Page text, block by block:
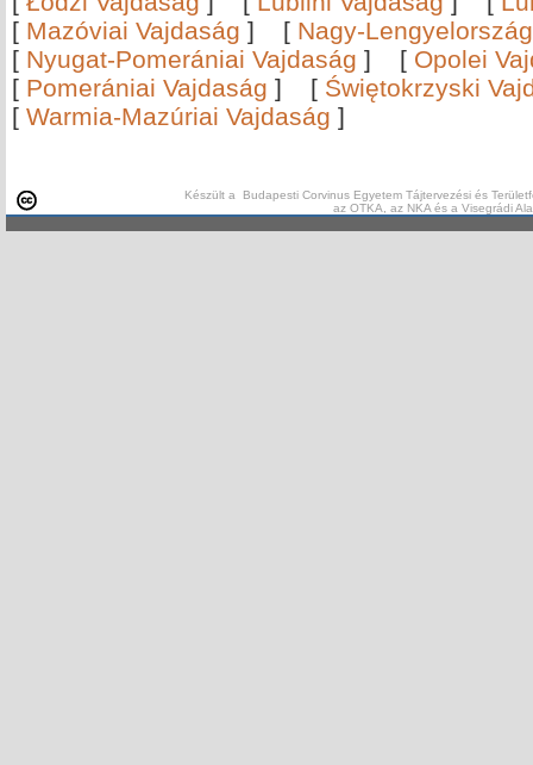
[ Mazóviai Vajdaság ] [ Nagy-
[ Nyugat-Pomerániai Vajdaság ] [ Opolei
[ Pomerániai Vajdaság ] [ Świętokrzyski
[ Warmia-Mazúriai Vajdaság ]
Készült a Budapesti Corvinus Egyetem Tájtervezési és
az OTKA, az NKA és a Visegrádi